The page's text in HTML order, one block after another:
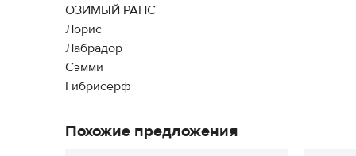
ОЗИМЫЙ РАПС
Лорис
Лабрадор
Сэмми
Гибрисерф
Похожие предложения